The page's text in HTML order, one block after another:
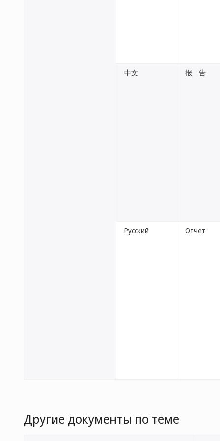
中文 报 告
Русский Отчет
Другие документы по теме